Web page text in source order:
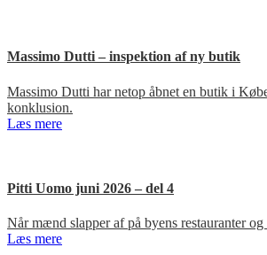
Massimo Dutti – inspektion af ny butik
Massimo Dutti har netop åbnet en butik i
konklusion.
Læs mere
Pitti Uomo juni 2026 – del 4
Når mænd slapper af på byens restauranter
Læs mere